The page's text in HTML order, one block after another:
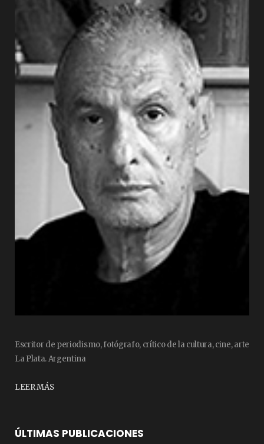
Escritor de periodismo, fotógrafo, crítico de la cultura, cine, arte
La Plata. Argentina
LEER MÁS
ÚLTIMAS PUBLICACIONES